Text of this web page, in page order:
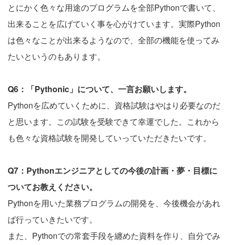
とにかく色々な用途のプログラムを全部Pythonで書いて、
出来ることを広げていく事を心がけています。実際Python
は色々なことが出来るようなので、全部の機能を使ってみ
たいというのもあります。
Q6：「Pythonic」について、一言お願いします。
Pythonを広めていくために、資格試験はやはり必要なのだ
と思います。この試験を受験できて幸運でした。これから
も色々な資格試験を開発していっていただきたいです。
Q7：Pythonエンジニアとしての今後の計画・夢・目標に
ついてお教えください。
Pythonを用いた業務プログラムの開発を、今後機会があれ
ば行っていきたいです。
また、Pythonでの常套手段を纏めた資料を作り、自分でみ